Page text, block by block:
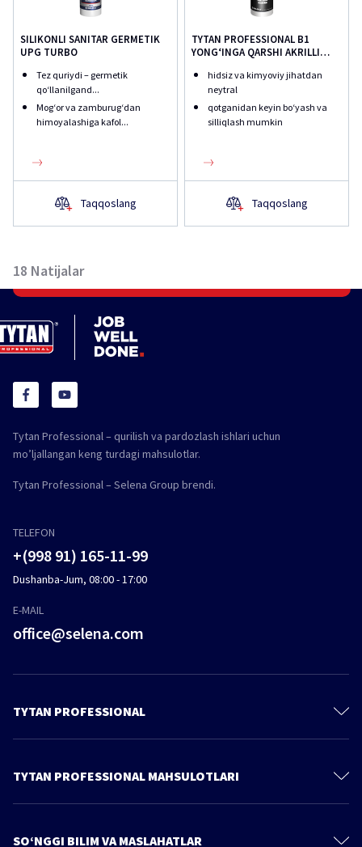
SILIKONLI SANITAR GERMETIK
UPG TURBO
Tez quriydi – germetik
qoʻllanilgand...
Mogʻor va zamburugʻdan
himoyalashiga kafol...
Taqqoslang
TYTAN PROFESSIONAL B1
YONGʻINGA QARSHI AKRILLI
hidsiz va kimyoviy jihatdan
neytral
qotganidan keyin boʻyash va
silliqlash mumkin
Taqqoslang
18 Natijalar
Tytan Professional – qurilish va pardozlash ishlari uchun
mo’ljallangan keng turdagi mahsulotlar.
Tytan Professional – Selena Group brendi.
TELEFON
+(998 91) 165-11-99
Dushanba-Jum, 08:00 - 17:00
E-MAIL
office@selena.com
TYTAN PROFESSIONAL
Oʻzimiz haqimizda
TYTAN PROFESSIONAL MAHSULOTLARI
Ko'pik-yelimlar
SO‘NGGI BILIM VA MASLAHATLAR